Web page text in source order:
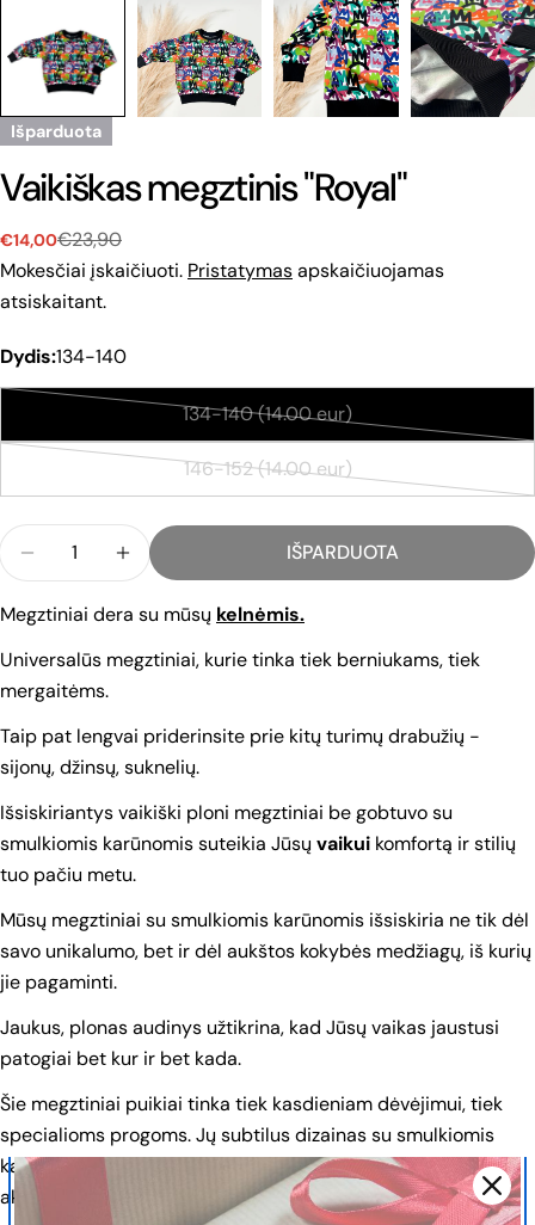
Išparduota
Vaikiškas megztinis "Royal"
Pardavimo
kaina
€14,00
Reguliari
kaina
€23,90
Mokesčiai įskaičiuoti. Pristatymasapskaičiuojamas
atsiskaitant.
Dydis:134-140
134-140 (14.00 eur)
Variantas
išparduotas
arba
jo
nėra
146-152 (14.00 eur)
Variantas
arba
jo
nėra
Kiekis
SUMAŽINTI VAIKIŠKAS MEGZTINIS
PADIDINTI KIEKĮ VAIKIŠKAS MEGZTINIS
IŠPARDUOTA
Megztiniai dera su mūsų kelnėmis.
Universalūs megztiniai, kurie tinka tiek berniukams, tiek
mergaitėms.
Taip pat lengvai priderinsite prie kitų turimų drabužių -
sijonų, džinsų, suknelių.
Išsiskiriantys vaikiški ploni megztiniai be gobtuvo su
smulkiomis karūnomis suteikia Jūsų vaikui komfortą ir stilių
tuo pačiu metu.
Mūsų megztiniai su smulkiomis karūnomis išsiskiria ne tik dėl
savo unikalumo, bet ir dėl aukštos kokybės medžiagų, iš kurių
jie pagaminti.
Jaukus, plonas audinys užtikrina, kad Jūsų vaikas jaustusi
patogiai bet kur ir bet kada.
Šie megztiniai puikiai tinka tiek kasdieniam dėvėjimui, tiek
specialioms progoms. Jų subtilus dizainas su smulkiomis
karūnomis suteikia Jūsų mažyliui išskirtinumo ir elegancijos
akcentą.
Dalintis
KOPIJUOTI
Dalintis
Facebook
Tavo
vardas
Tavo
elektroninis
Tavo
žinutė
Laukai, pažymėti *, yra būtini.
SIŲSTI KLAUSIMĄ